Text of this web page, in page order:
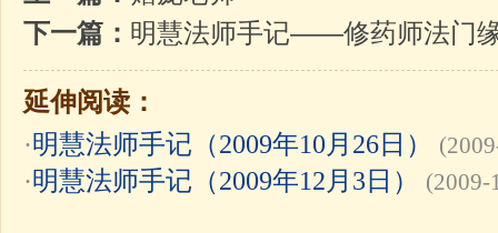
下一篇： 明慧法师手记——修药师法门
延伸阅读：
·明慧法师手记（2009年10月26日）
·明慧法师手记（2009年12月3日） (2009-